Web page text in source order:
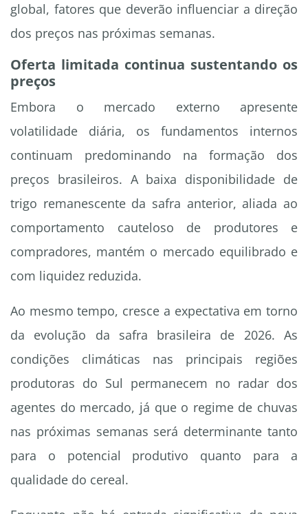
global, fatores que deverão influenciar a direção
dos preços nas próximas semanas.
Oferta limitada continua sustentando os
preços
Embora o mercado externo apresente
volatilidade diária, os fundamentos internos
continuam predominando na formação dos
preços brasileiros. A baixa disponibilidade de
trigo remanescente da safra anterior, aliada ao
comportamento cauteloso de produtores e
compradores, mantém o mercado equilibrado e
com liquidez reduzida.
Ao mesmo tempo, cresce a expectativa em torno
da evolução da safra brasileira de 2026. As
condições climáticas nas principais regiões
produtoras do Sul permanecem no radar dos
agentes do mercado, já que o regime de chuvas
nas próximas semanas será determinante tanto
para o potencial produtivo quanto para a
qualidade do cereal.